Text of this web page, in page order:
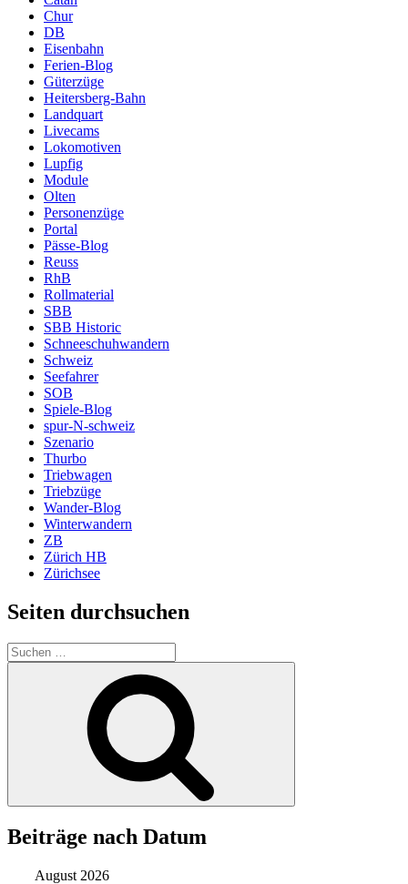
Chur
DB
Eisenbahn
Ferien-Blog
Güterzüge
Heitersberg-Bahn
Landquart
Livecams
Lokomotiven
Lupfig
Module
Olten
Personenzüge
Portal
Pässe-Blog
Reuss
RhB
Rollmaterial
SBB
SBB Historic
Schneeschuhwandern
Schweiz
Seefahrer
SOB
Spiele-Blog
spur-N-schweiz
Szenario
Thurbo
Triebwagen
Triebzüge
Wander-Blog
Winterwandern
ZB
Zürich HB
Zürichsee
Seiten durchsuchen
Suchen
nach:
Beiträge nach Datum
August 2026